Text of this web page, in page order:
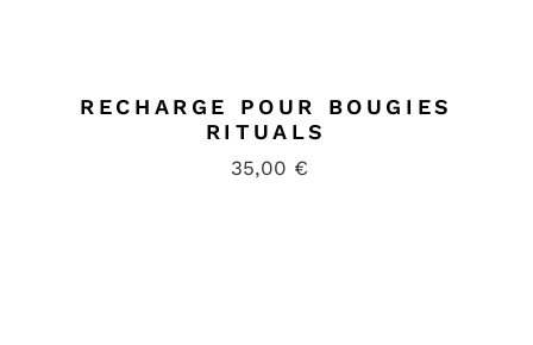
RECHARGE POUR BOUGIES
RITUALS
35,00 €